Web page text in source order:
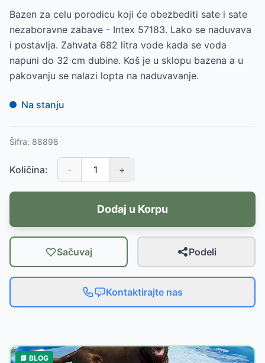
Bazen za celu porodicu koji će obezbediti sate i sate
nezaboravne zabave - Intex 57183. Lako se naduvava
i postavlja. Zahvata 682 litra vode kada se voda
napuni do 32 cm dubine. Koš je u sklopu bazena a u
pakovanju se nalazi lopta na naduvavanje.
Na stanju
Šifra: 88898
Količina: - +
Dodaj u Korpu
Sačuvaj Podeli
Kontaktirajte nas
📘 BLOG